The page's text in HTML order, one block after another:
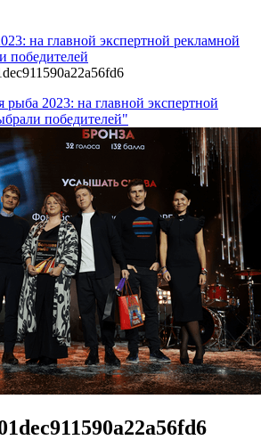
на главной экспертной рекламной
победителей
рыба 2023: на главной экспертной
победителей"